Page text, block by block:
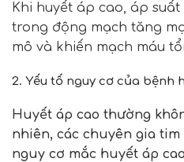
Khi huyết áp cao, áp
trong động mạch tăng
mô và khiến mạch máu
2. Yếu tố nguy cơ của bệnh
Huyết áp cao thường
nhiên, các chuyên gia
nguy cơ mắc huyết áp